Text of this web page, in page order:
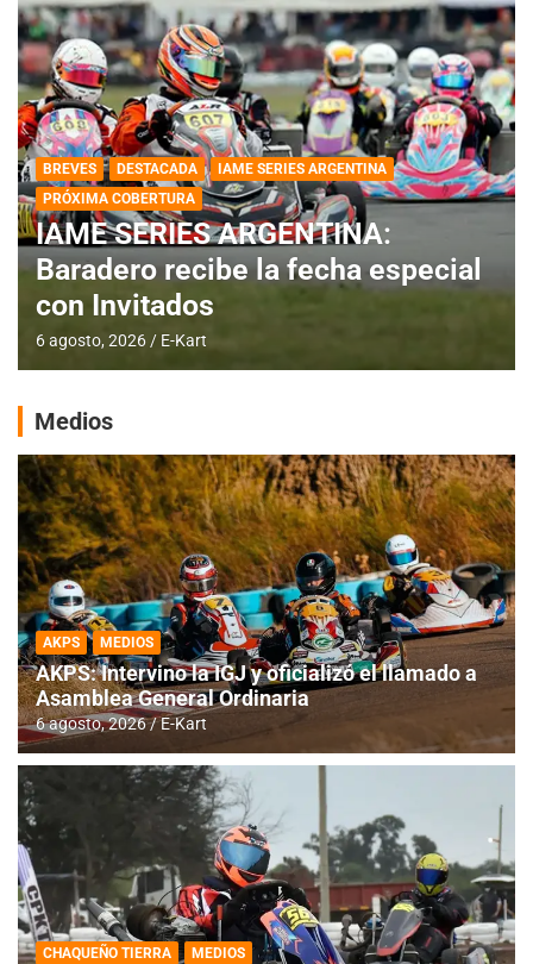
BREVES DESTACADA
IAME SERIES ARGENTINA
PRÓXIMA COBERTURA
IAME SERIES ARGENTINA:
Baradero recibe la fecha especial
con Invitados
6 agosto, 2026 E-Kart
Medios
AKPS MEDIOS
AKPS: Intervino la IGJ y oficializó el llamado a
Asamblea General Ordinaria
6 agosto, 2026 E-Kart
CHAQUEÑO TIERRA MEDIOS